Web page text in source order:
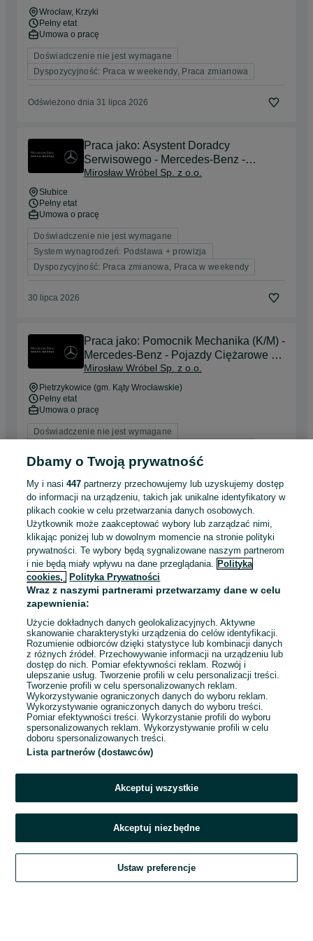
Wrocław, Krzyki
Pełny etat
Umowa o pracę
Doświadczenie nie jest wymagane
Dyspozycyjność: Praca w weekendy, Praca zmianowa
Odświeżono dnia 31 lipca 2026
Praca jako: Asystent Doradcy
Serwisowego - Mercedes-Benz -
Pojazdy Ciężarowe - Słubice (K/M)
Mirosław Wróbel Sp. z o.o.
Słubice
Pełny etat
Umowa o pracę
Doświadczenie nie jest wymagane
System wynagrodzeń: Podstawa + prowizja
Dyspozycyjność: Praca zmianowa, Praca w weekendy
30 lipca 2026
Praca jako: Pomocnik Mechanika (K/M) -
Mercedes-Benz - Pojazdy Ciężarowe -
Pietrzykowice
Mirosław Wróbel Sp. z o.o.
Pietrzykowice (gm. Kąty Wrocławskie)
Pełny etat
Umowa o pracę
Doświadczenie nie jest wymagane
Praca jako:
Elektryk/Diagnosta/Elektromechanik
(K/M) - Pojazdy Ciężarowe - Mercedes-
Benz, Wrzoski, k. Opole
Mirosław Wróbel Sp. z o.o.
Opole
Pełny etat
Umowa o pracę
Odpowiednie doświadczenie zawodowe
Dyspozycyjność: Praca zmianowa, Praca w weekendy
Odświeżono dnia 28 lipca 2026
Zadzwoń / SMS
Szukaj Obserwujesz Dodaj Czat Konto
Dbamy o Twoją prywatność
My i nasi447 partnerzy przechowujemy lub uzyskujemy dostęp
do informacji na urządzeniu, takich jak unikalne identyfikatory w
plikach cookie w celu przetwarzania danych osobowych.
Użytkownik może zaakceptować wybory lub zarządzać nimi,
klikając poniżej lub w dowolnym momencie na stronie polityki
prywatności. Te wybory będą sygnalizowane naszym partnerom
i nie będą miały wpływu na dane przeglądania. Polityka
cookies,
Polityka Prywatności
Wraz z naszymi partnerami przetwarzamy dane w celu
zapewnienia:
Użycie dokładnych danych geolokalizacyjnych. Aktywne
skanowanie charakterystyki urządzenia do celów identyfikacji.
Rozumienie odbiorców dzięki statystyce lub kombinacji danych
z różnych źródeł. Przechowywanie informacji na urządzeniu lub
dostęp do nich. Pomiar efektywności reklam. Rozwój i
ulepszanie usług. Tworzenie profili w celu personalizacji treści.
Tworzenie profili w celu spersonalizowanych reklam.
Wykorzystywanie ograniczonych danych do wyboru reklam.
Wykorzystywanie ograniczonych danych do wyboru treści.
Pomiar efektywności treści. Wykorzystanie profili do wyboru
spersonalizowanych reklam. Wykorzystywanie profili w celu
doboru spersonalizowanych treści.
Lista partnerów (dostawców)
Akceptuj wszystkie
Akceptuj niezbędne
Ustaw preferencje